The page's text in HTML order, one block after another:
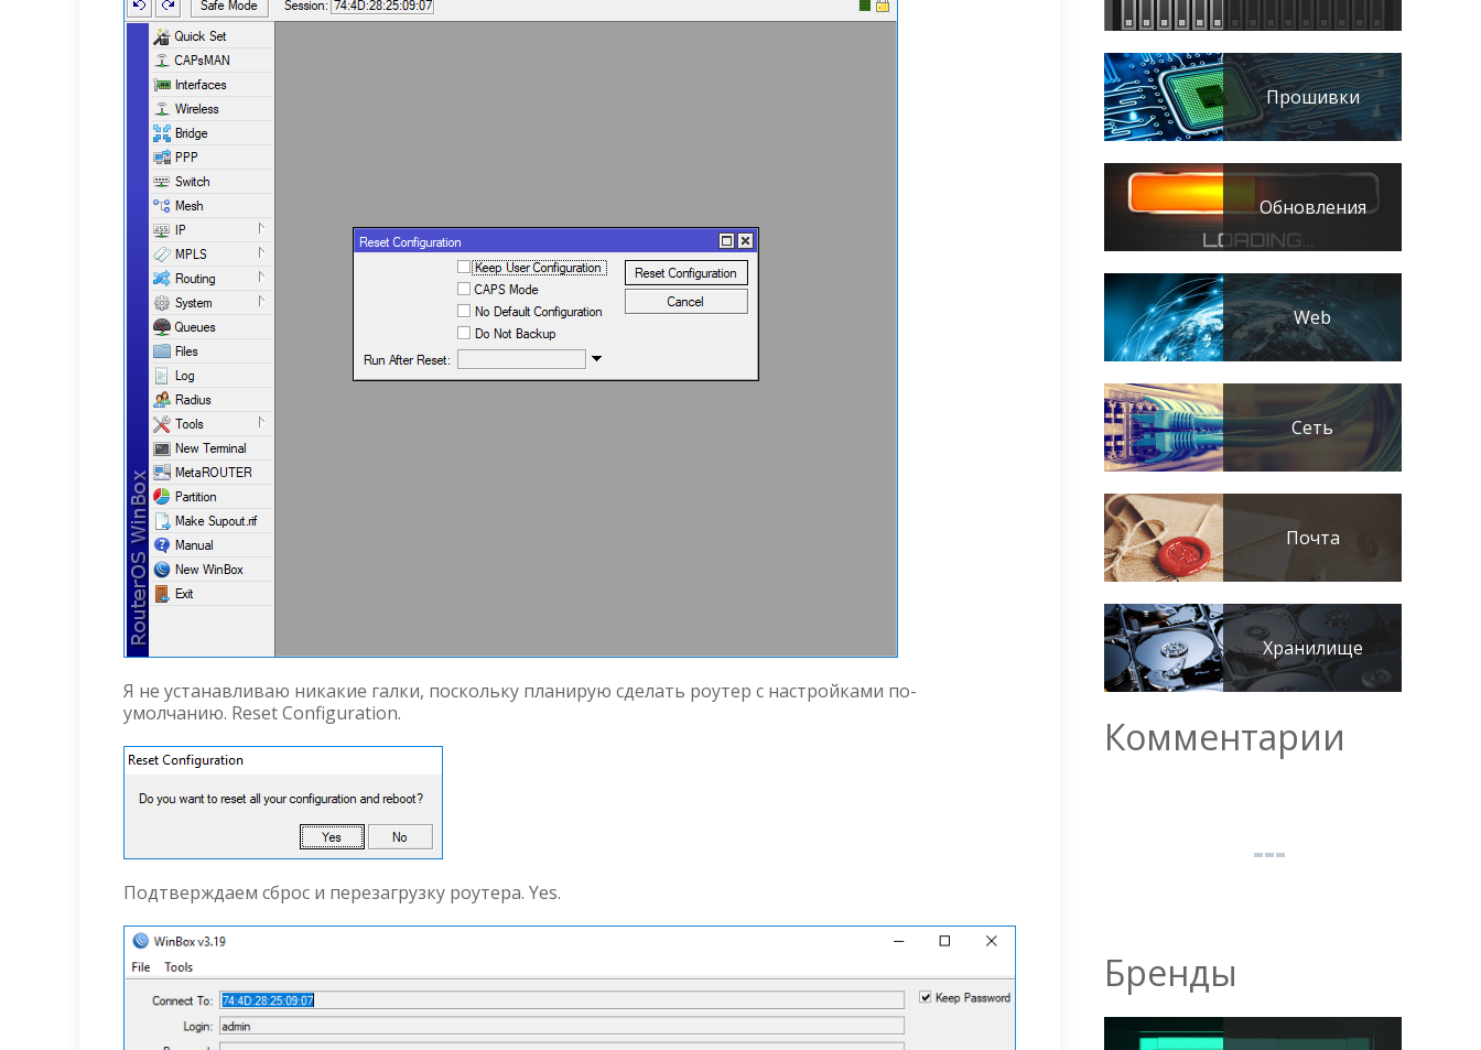
Я не устанавливаю никакие галки, поскольку планирую сделать роутер с настройками по-
умолчанию. Reset Configuration.
Подтверждаем сброс и перезагрузку роутера. Yes.
Прошивки
Обновления
Web
Сеть
Почта
Хранилище
Комментарии
Бренды